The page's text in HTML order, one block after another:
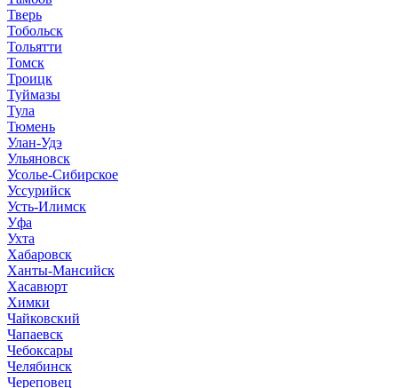
Тверь
Тобольск
Тольятти
Томск
Троицк
Туймазы
Тула
Тюмень
Улан-Удэ
Ульяновск
Усолье-Сибирское
Уссурийск
Усть-Илимск
Уфа
Ухта
Хабаровск
Ханты-Мансийск
Хасавюрт
Химки
Чайковский
Чапаевск
Чебоксары
Челябинск
Череповец